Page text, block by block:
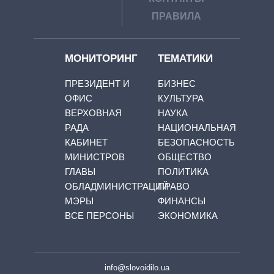
ПРАВИЛА
МОНИТОРИНГ
ПРЕЗИДЕНТ И
ОФИС
ВЕРХОВНАЯ
РАДА
КАБИНЕТ
МИНИСТРОВ
ГЛАВЫ
ОБЛАДМИНИСТРАЦИЙ
МЭРЫ
ВСЕ ПЕРСОНЫ
ТЕМАТИКИ
БИЗНЕС
КУЛЬТУРА
НАУКА
НАЦИОНАЛЬНАЯ
БЕЗОПАСНОСТЬ
ОБЩЕСТВО
ПОЛИТИКА
ПРАВО
ФИНАНСЫ
ЭКОНОМИКА
info@slovoidilo.ua